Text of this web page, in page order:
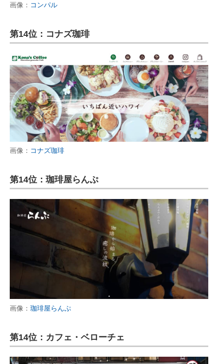
画像： コンパル
第14位：コナズ珈琲
画像： コナズ珈琲
第14位：珈琲屋らんぷ
画像： 珈琲屋らんぷ
第14位：カフェ・ベローチェ